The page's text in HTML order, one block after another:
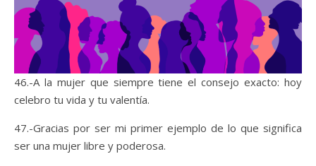
46.-A la mujer que siempre tiene el consejo exacto: hoy
celebro tu vida y tu valentía.
47.-Gracias por ser mi primer ejemplo de lo que significa
ser una mujer libre y poderosa.